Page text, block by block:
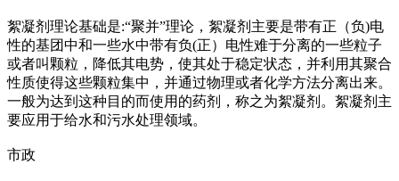
絮凝剂理论基础是:“聚并”理论，絮凝剂主要是带有正（负)电
性的基团中和一些水中带有负(正）电性难于分离的一些粒子
或者叫颗粒，降低其电势，使其处于稳定状态，并利用其聚合
性质使得这些颗粒集中，并通过物理或者化学方法分离出来。
一般为达到这种目的而使用的药剂，称之为絮凝剂。絮凝剂主
要应用于给水和污水处理领域。
市政